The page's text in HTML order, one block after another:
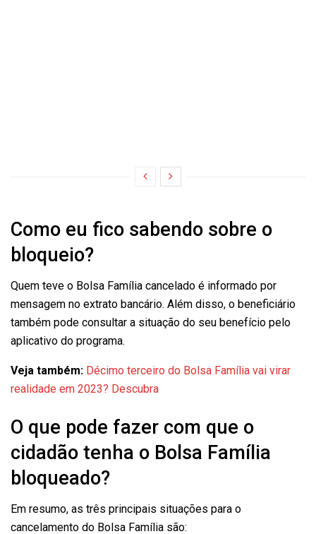
Como eu fico sabendo sobre o
bloqueio?
Quem teve o Bolsa Família cancelado é informado por
mensagem no extrato bancário. Além disso, o beneficiário
também pode consultar a situação do seu benefício pelo
aplicativo do programa.
Veja também: Décimo terceiro do Bolsa Família vai virar
realidade em 2023? Descubra
O que pode fazer com que o
cidadão tenha o Bolsa Família
bloqueado?
Em resumo, as três principais situações para o
cancelamento do Bolsa Família são: